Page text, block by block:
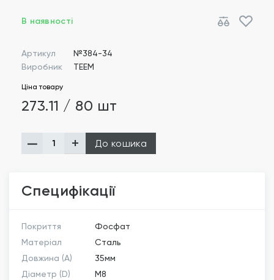
Специфікації
Покриття
Фосфат
Матеріал
Сталь
Довжина (A)
35мм
Діаметр (D)
М8
В наявності
Артикул
№384-34
Виробник
TEEM
Ціна товару
273.11 / 80 шт
До кошика